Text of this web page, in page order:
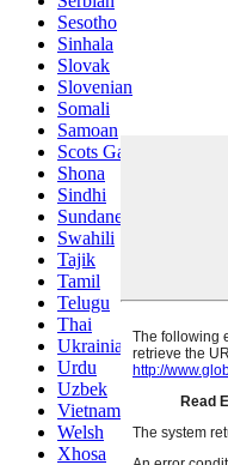
Sesotho
Sinhala
Slovak
Slovenian
Somali
Samoan
Scots Gaelic
Shona
Sindhi
Sundanese
Swahili
Tajik
Tamil
Telugu
Thai
Ukrainian
Urdu
Uzbek
Vietnamese
Welsh
Xhosa